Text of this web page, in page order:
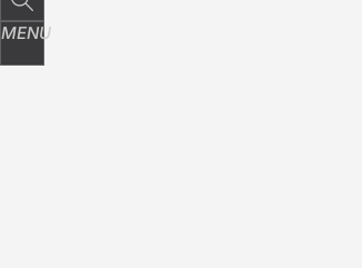
MENU